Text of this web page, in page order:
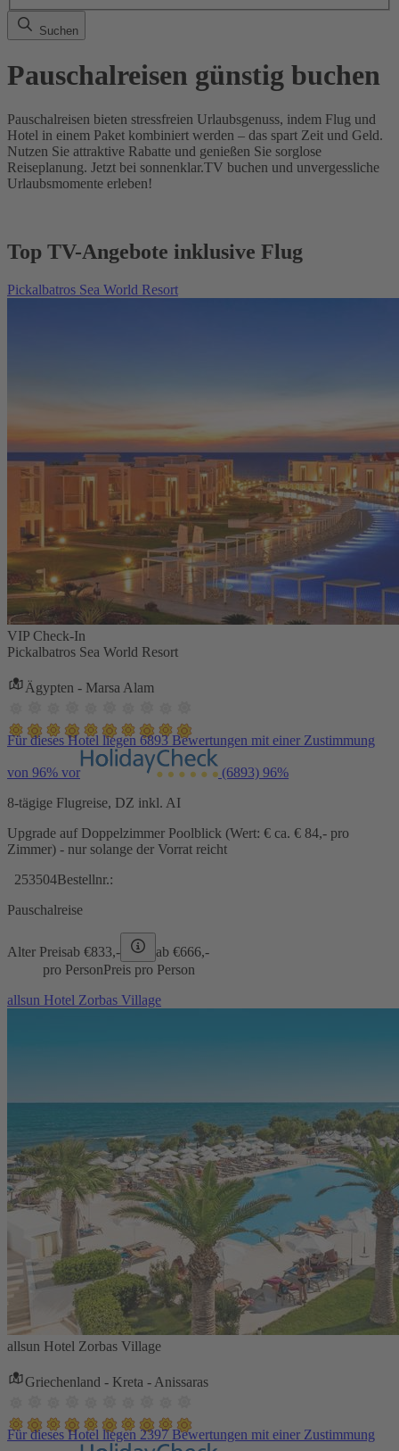
Suchen
Pauschalreisen günstig buchen
Pauschalreisen bieten stressfreien Urlaubsgenuss, indem Flug und
Hotel in einem Paket kombiniert werden – das spart Zeit und Geld.
Nutzen Sie attraktive Rabatte und genießen Sie sorglose
Reiseplanung. Jetzt bei sonnenklar.TV buchen und unvergessliche
Urlaubsmomente erleben!
Top TV-Angebote inklusive Flug
Pickalbatros Sea World Resort
VIP Check-In
Pickalbatros Sea World Resort
Ägypten - Marsa Alam
Für dieses Hotel liegen 6893 Bewertungen mit einer Zustimmung
von 96% vor (6893) 96%
8-tägige Flugreise, DZ inkl. AI
Upgrade auf Doppelzimmer Poolblick (Wert: € ca. € 84,- pro
Zimmer) - nur solange der Vorrat reicht
253504Bestellnr.:
Pauschalreise
Alter Preisab €833,- ab €666,-
pro PersonPreis pro Person
allsun Hotel Zorbas Village
allsun Hotel Zorbas Village
Griechenland - Kreta - Anissaras
Für dieses Hotel liegen 2397 Bewertungen mit einer Zustimmung